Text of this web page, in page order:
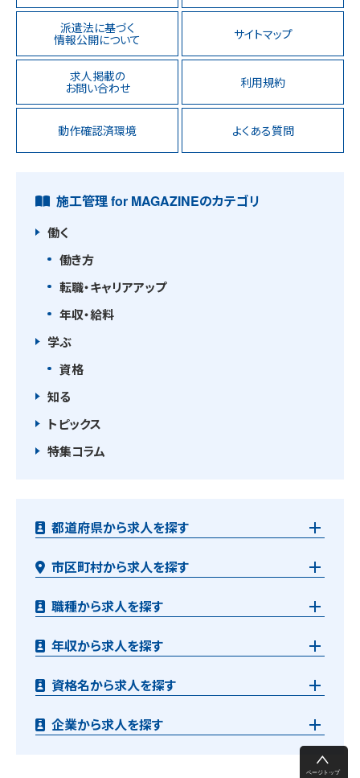
派遣法に基づく
情報公開について サイトマップ
求人掲載の
お問い合わせ 利用規約
動作確認済環境 よくある質問
施工管理 for MAGAZINEのカテゴリ
働く
働き方
転職・キャリアアップ
年収・給料
学ぶ
資格
知る
トピックス
特集コラム
都道府県から求人を探す
市区町村から求人を探す
職種から求人を探す
年収から求人を探す
資格名から求人を探す
企業から求人を探す